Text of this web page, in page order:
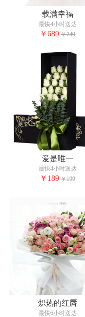
载满幸福
最快4小时送达
￥689 ￥749
爱是唯一
最快4小时送达
￥189 ￥199
炽热的红唇
最快6小时送达